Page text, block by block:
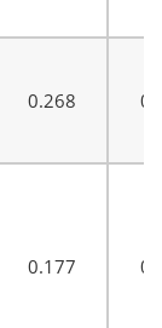
0.268
0.177